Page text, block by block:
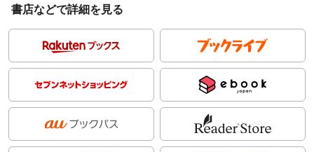
書店などで詳細を見る